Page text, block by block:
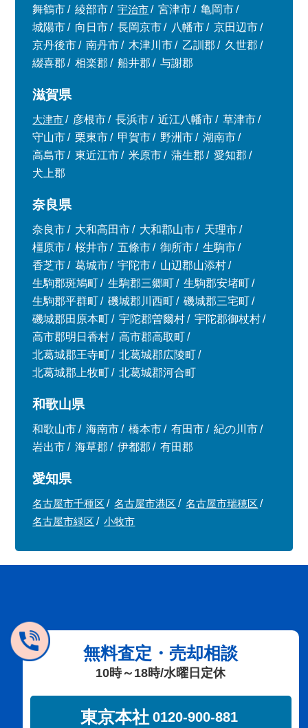
舞鶴市
綾部市 宇治市 宮津市
亀岡市
城陽市
向日市 長岡京市 八幡市
京田辺市
京丹後市
南丹市 木津川市 乙訓郡
久世郡
綴喜郡
相楽郡 船井郡 与謝郡
滋賀県
大津市 彦根市 長浜市 近江八幡市
草津市
守山市
栗東市 甲賀市 野洲市
湖南市
高島市
東近江市 米原市 蒲生郡
愛知郡
犬上郡
奈良県
奈良市 大和高田市 大和郡山市
天理市
橿原市
桜井市 五條市 御所市
生駒市
香芝市
葛城市 宇陀市
山辺郡山添村
生駒郡斑鳩町
生駒郡三郷町
生駒郡安堵町
生駒郡平群町
磯城郡川西町
磯城郡三宅町
磯城郡田原本町
宇陀郡曽爾村
宇陀郡御杖村
高市郡明日香村
高市郡高取町
北葛城郡王寺町
北葛城郡広陵町
北葛城郡上牧町
北葛城郡河合町
和歌山県
和歌山市 海南市 橋本市 有田市
紀の川市
岩出市
海草郡 伊都郡 有田郡
愛知県
名古屋市千種区 名古屋市港区
名古屋市瑞穂区
名古屋市緑区
小牧市
無料査定・売却相談
10時～18時/水曜日定休
東京本社 0120-900-881